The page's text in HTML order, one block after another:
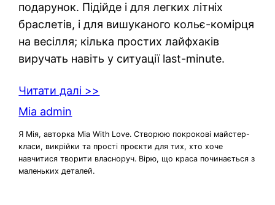
подарунок. Підійде і для легких літніх
браслетів, і для вишуканого кольє-комірця
на весілля; кілька простих лайфхаків
виручать навіть у ситуації last-minute.
Читати далі >>
Mia admin
Я Мія, авторка Mia With Love. Створюю покрокові майстер-
класи, викрійки та прості проєкти для тих, хто хоче
навчитися творити власноруч. Вірю, що краса починається з
маленьких деталей.